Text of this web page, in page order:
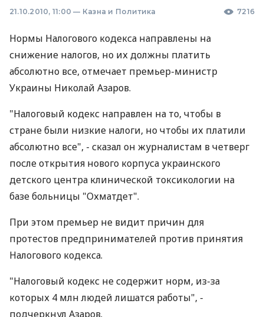
21.10.2010, 11:00 — Казна и Политика 7216
Нормы Налогового кодекса направлены на
снижение налогов, но их должны платить
абсолютно все, отмечает премьер-министр
Украины Николай Азаров.
"Налоговый кодекс направлен на то, чтобы в
стране были низкие налоги, но чтобы их платили
абсолютно все", - сказал он журналистам в четверг
после открытия нового корпуса украинского
детского центра клинической токсикологии на
базе больницы "Охматдет".
При этом премьер не видит причин для
протестов предпринимателей против принятия
Налогового кодекса.
"Налоговый кодекс не содержит норм, из-за
которых 4 млн людей лишатся работы", -
подчеркнул Азаров.